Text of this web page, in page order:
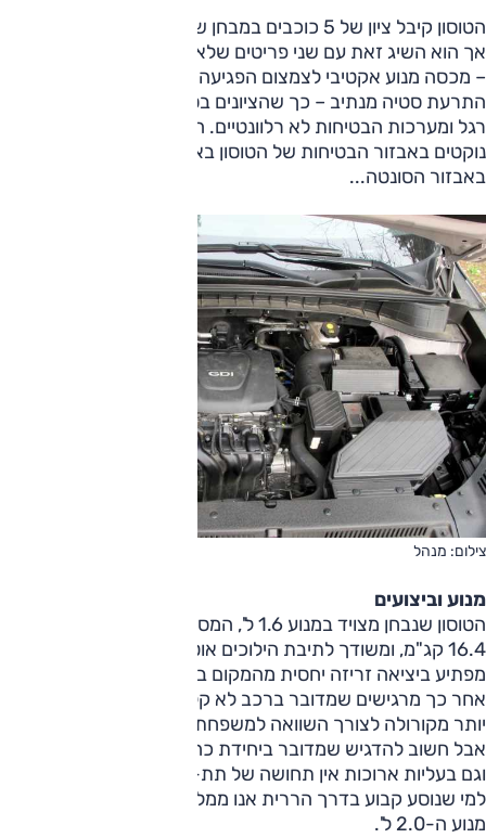
אך הוא השיג זאת עם שני פריטים שלא מוצעים בארץ בגרסה זו
– מכסה מנוע אקטיבי לצמצום הפגיעה בהולכי רגל ומערכת
התרעת סטיה מנתיב – כך שהציונים בסעיפי ההגנה על הולכי
רגל ומערכות הבטיחות לא רלוונטיים. היינו שמחים אם יונדאי היו
נוקטים באבזור הבטיחות של הטוסון באותה מדיניות כמו שנקטו
באבזור הסונטה...
צילום: מנהל
מנוע וביצועים
מפתיע ביציאה זריזה יחסית מהמקום במטרים הראשונים, אבל
יותר מקורולה לצורך השוואה למשפחתית), עם מנוע לא גדול.
אבל חשוב להדגיש שמדובר ביחידת כח שהיא יותר ממספקת,
וגם בעליות ארוכות אין תחושה של תת-כח. ולמרות האמור לעיל,
למי שנוסע קבוע בדרך הררית אנו ממליצים לשקול בחיוב את
מנוע ה-2.0 ל'.